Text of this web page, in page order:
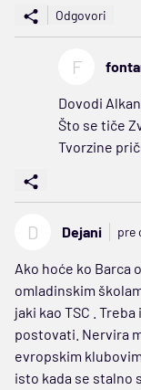
Odgovori
F
Dovodi
Što se tiče
Tvorzine
D Dejani pre
Ako hoće ko Barca
omladinskim
jaki kao TSC .
postovati. Nervira
evropskim
isto kada se stalno